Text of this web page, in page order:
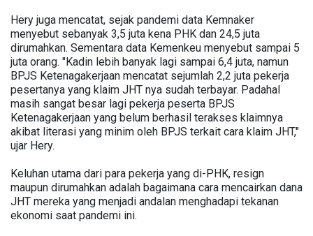
Hery juga mencatat, sejak pandemi data Kemnaker
menyebut sebanyak 3,5 juta kena PHK dan 24,5 juta
dirumahkan. Sementara data Kemenkeu menyebut sampai 5
juta orang. "Kadin lebih banyak lagi sampai 6,4 juta, namun
BPJS Ketenagakerjaan mencatat sejumlah 2,2 juta pekerja
pesertanya yang klaim JHT nya sudah terbayar. Padahal
masih sangat besar lagi pekerja peserta BPJS
Ketenagakerjaan yang belum berhasil terakses klaimnya
akibat literasi yang minim oleh BPJS terkait cara klaim JHT,"
ujar Hery.
Keluhan utama dari para pekerja yang di-PHK, resign
maupun dirumahkan adalah bagaimana cara mencairkan dana
JHT mereka yang menjadi andalan menghadapi tekanan
ekonomi saat pandemi ini.